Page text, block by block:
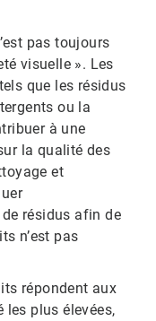
pas toujours
visuelle ». Les
que les résidus
ou la
à une
la qualité des
et
résidus afin de
n’est pas
répondent aux
les plus élevées,